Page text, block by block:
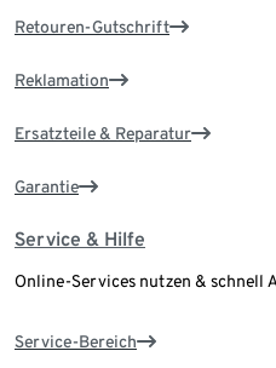
Retouren-Gutschrift
Reklamation
Ersatzteile & Reparatur
Garantie
Service & Hilfe
Online-Services nutzen & schnell
Service-Bereich